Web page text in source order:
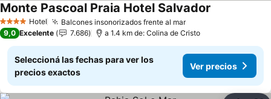
4 EstrellasHotel Balcones insonorizados frente al marVer precios
Monte Pascoal Praia Hotel Salvador
9,0 Excelente 7.686 a 1.4 km de: Colina de Cristo
Seleccioná las fechas para ver los
precios exactos
Ver precios